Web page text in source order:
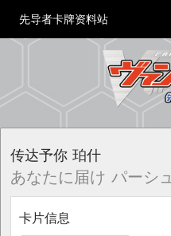
先导者卡牌资料站
传达予你 珀什
あなたに届け パーシュ
卡片信息